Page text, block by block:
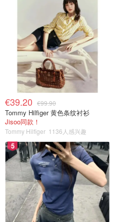
€39.20 €99.90
Tommy Hilfiger 黄色条纹衬衫
Jisoo同款！
Tommy Hilfiger 1136人感兴趣
5